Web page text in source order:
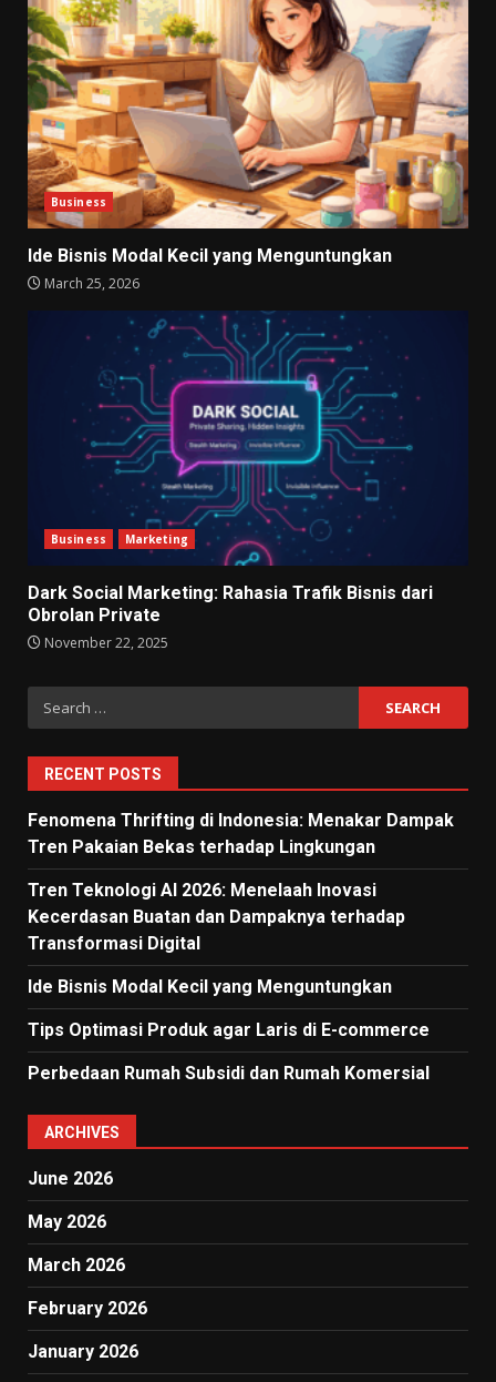
Business
Ide Bisnis Modal Kecil yang Menguntungkan
March 25, 2026
Business Marketing
Dark Social Marketing: Rahasia Trafik Bisnis dari
Obrolan Private
November 22, 2025
Search
for:
RECENT POSTS
Fenomena Thrifting di Indonesia: Menakar Dampak
Tren Pakaian Bekas terhadap Lingkungan
Tren Teknologi AI 2026: Menelaah Inovasi
Kecerdasan Buatan dan Dampaknya terhadap
Transformasi Digital
Ide Bisnis Modal Kecil yang Menguntungkan
Tips Optimasi Produk agar Laris di E-commerce
Perbedaan Rumah Subsidi dan Rumah Komersial
ARCHIVES
June 2026
May 2026
March 2026
February 2026
January 2026